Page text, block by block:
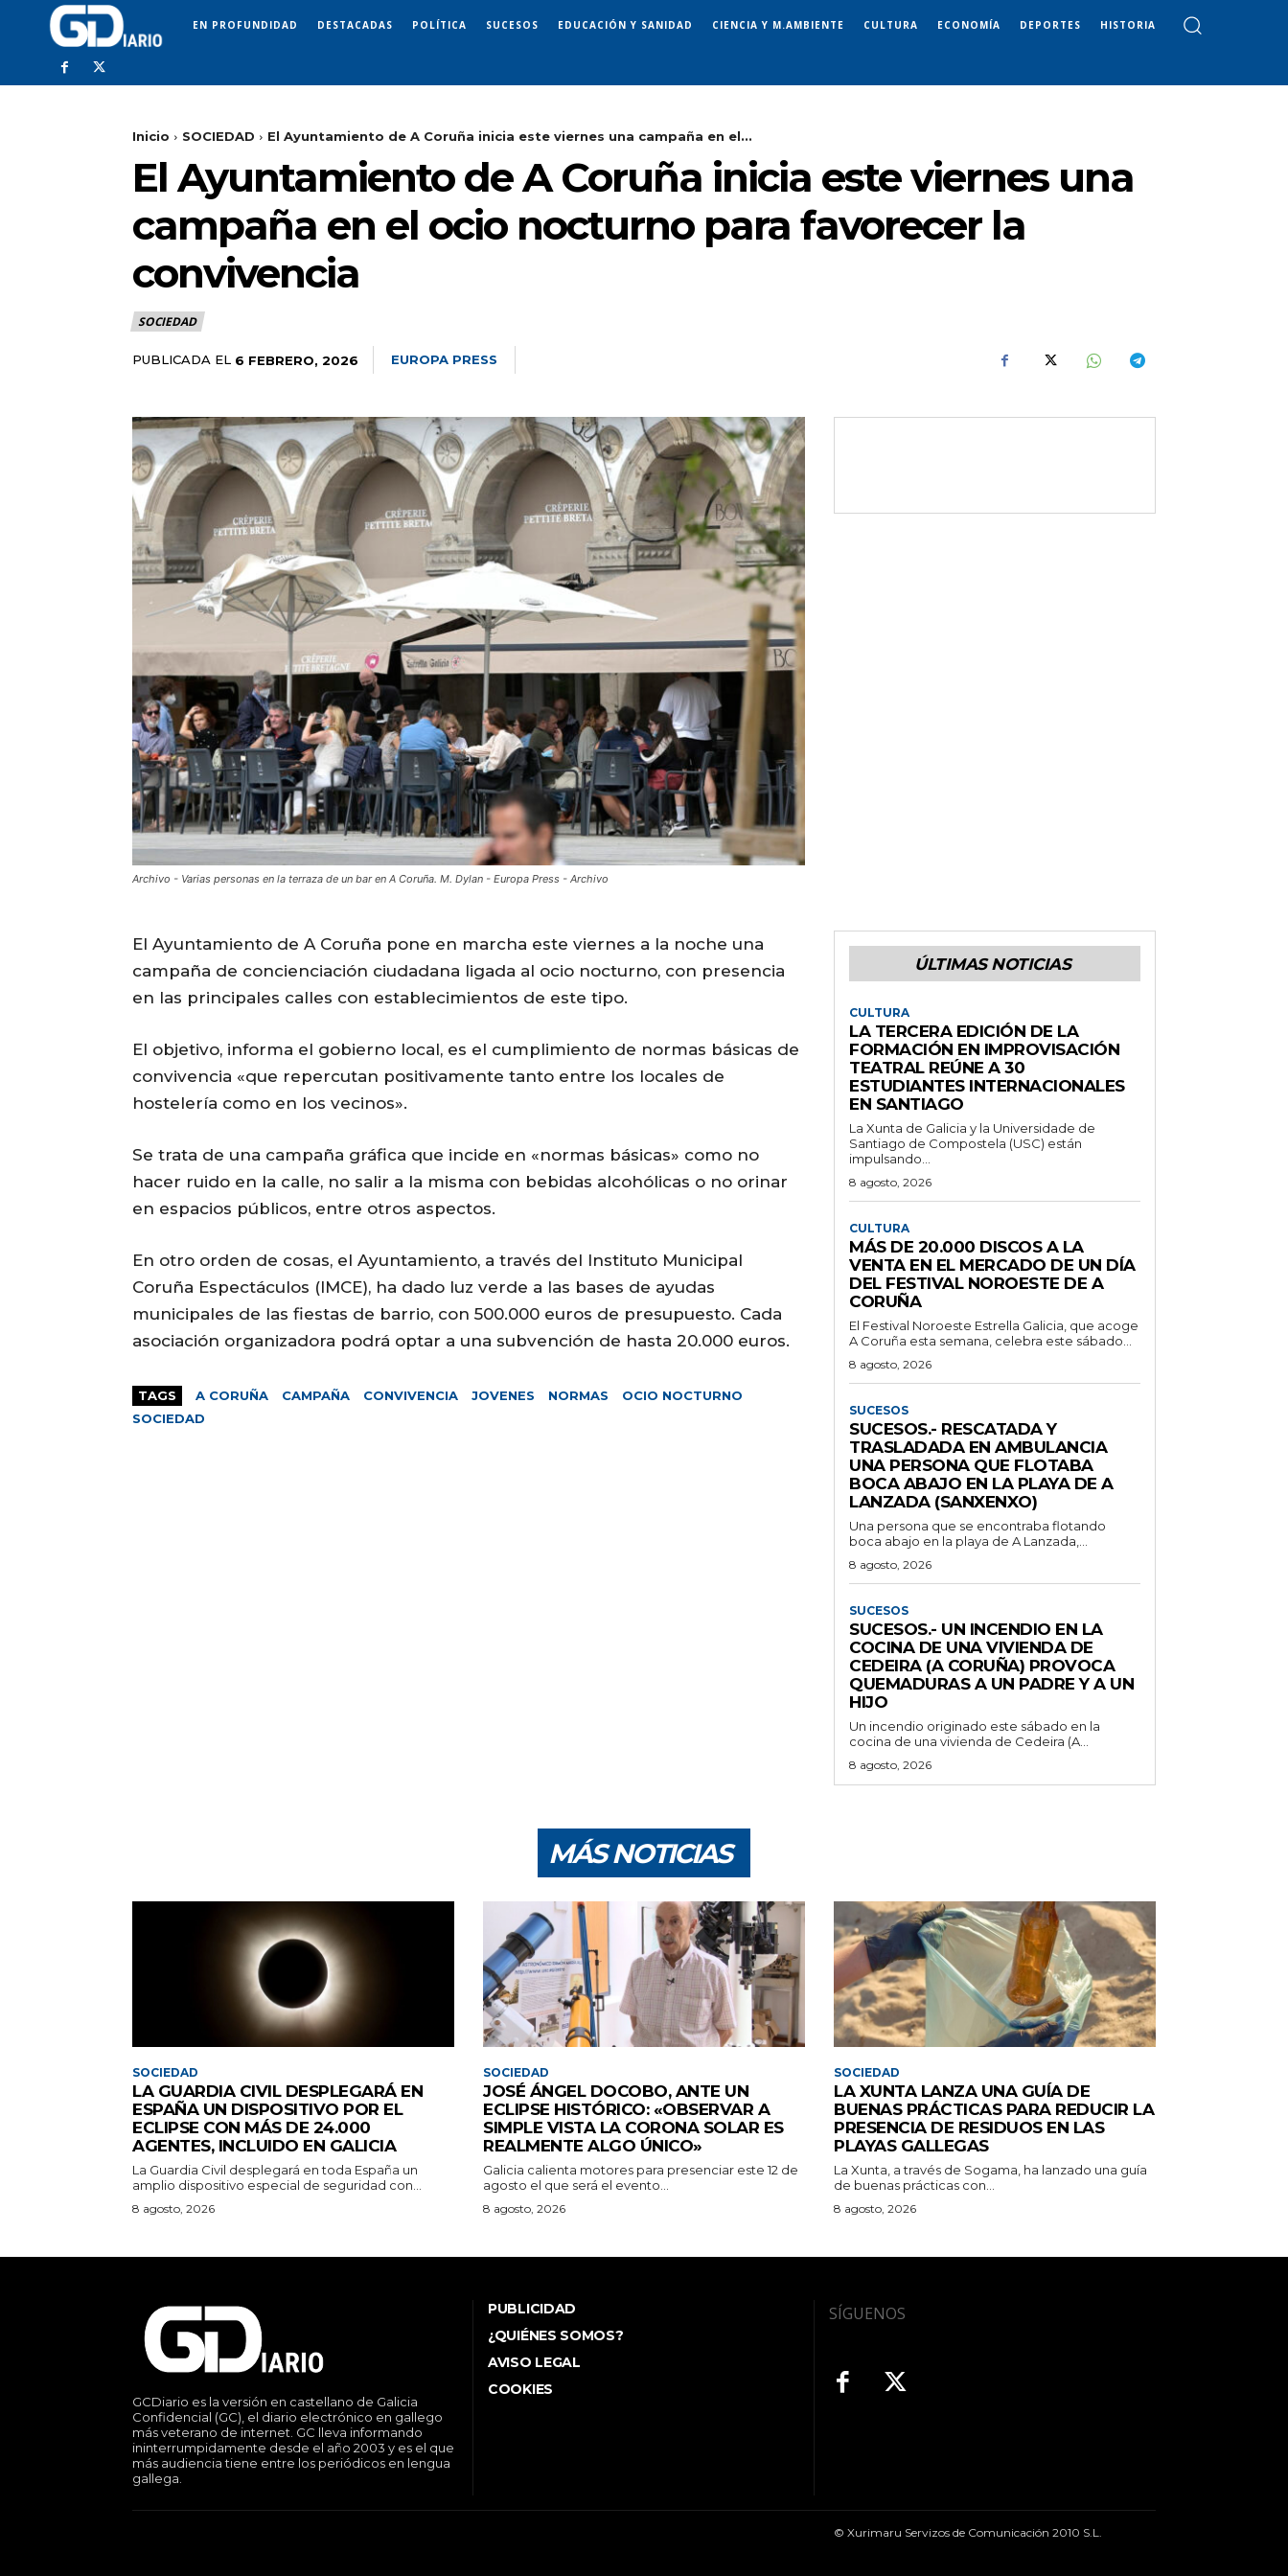
EN PROFUNDIDAD DESTACADAS POLÍTICA SUCESOS EDUCACIÓN Y SANIDAD CIENCIA Y M.AMBIENTE CULTURA ECONOMÍA DEPORTES HISTORIA
Inicio SOCIEDAD El Ayuntamiento de A Coruña inicia este viernes una campaña en el...
El Ayuntamiento de A Coruña inicia este viernes una
campaña en el ocio nocturno para favorecer la
convivencia
SOCIEDAD
PUBLICADA EL 6 FEBRERO, 2026 EUROPA PRESS
Archivo - Varias personas en la terraza de un bar en A Coruña. M. Dylan - Europa Press - Archivo
El Ayuntamiento de A Coruña pone en marcha este viernes a la noche una
campaña de concienciación ciudadana ligada al ocio nocturno, con presencia
en las principales calles con establecimientos de este tipo.
El objetivo, informa el gobierno local, es el cumplimiento de normas básicas de
convivencia «que repercutan positivamente tanto entre los locales de
hostelería como en los vecinos».
Se trata de una campaña gráfica que incide en «normas básicas» como no
hacer ruido en la calle, no salir a la misma con bebidas alcohólicas o no orinar
en espacios públicos, entre otros aspectos.
En otro orden de cosas, el Ayuntamiento, a través del Instituto Municipal
Coruña Espectáculos (IMCE), ha dado luz verde a las bases de ayudas
municipales de las fiestas de barrio, con 500.000 euros de presupuesto. Cada
asociación organizadora podrá optar a una subvención de hasta 20.000 euros.
TAGS A CORUÑA CAMPAÑA CONVIVENCIA JOVENES NORMAS
OCIO NOCTURNO
SOCIEDAD
ÚLTIMAS NOTICIAS
CULTURA
LA TERCERA EDICIÓN DE LA
FORMACIÓN EN IMPROVISACIÓN
TEATRAL REÚNE A 30
ESTUDIANTES INTERNACIONALES
EN SANTIAGO
La Xunta de Galicia y la Universidade de
Santiago de Compostela (USC) están
impulsando...
8 agosto, 2026
CULTURA
MÁS DE 20.000 DISCOS A LA
VENTA EN EL MERCADO DE UN DÍA
DEL FESTIVAL NOROESTE DE A
CORUÑA
El Festival Noroeste Estrella Galicia, que acoge
A Coruña esta semana, celebra este sábado...
8 agosto, 2026
SUCESOS
SUCESOS.- RESCATADA Y
TRASLADADA EN AMBULANCIA
UNA PERSONA QUE FLOTABA
BOCA ABAJO EN LA PLAYA DE A
LANZADA (SANXENXO)
Una persona que se encontraba flotando
boca abajo en la playa de A Lanzada,...
8 agosto, 2026
SUCESOS
SUCESOS.- UN INCENDIO EN LA
COCINA DE UNA VIVIENDA DE
CEDEIRA (A CORUÑA) PROVOCA
QUEMADURAS A UN PADRE Y A UN
HIJO
Un incendio originado este sábado en la
cocina de una vivienda de Cedeira (A...
8 agosto, 2026
MÁS NOTICIAS
SOCIEDAD
LA GUARDIA CIVIL DESPLEGARÁ EN
ESPAÑA UN DISPOSITIVO POR EL
ECLIPSE CON MÁS DE 24.000
AGENTES, INCLUIDO EN GALICIA
La Guardia Civil desplegará en toda España un
amplio dispositivo especial de seguridad con...
8 agosto, 2026
SOCIEDAD
JOSÉ ÁNGEL DOCOBO, ANTE UN
ECLIPSE HISTÓRICO: «OBSERVAR A
SIMPLE VISTA LA CORONA SOLAR ES
REALMENTE ALGO ÚNICO»
Galicia calienta motores para presenciar este 12 de
agosto el que será el evento...
8 agosto, 2026
SOCIEDAD
LA XUNTA LANZA UNA GUÍA DE
BUENAS PRÁCTICAS PARA REDUCIR LA
PRESENCIA DE RESIDUOS EN LAS
PLAYAS GALLEGAS
La Xunta, a través de Sogama, ha lanzado una guía
de buenas prácticas con...
8 agosto, 2026
GCDiario es la versión en castellano de Galicia
Confidencial (GC), el diario electrónico en gallego
más veterano de internet. GC lleva informando
ininterrumpidamente desde el año 2003 y es el que
más audiencia tiene entre los periódicos en lengua
gallega.
PUBLICIDAD
¿QUIÉNES SOMOS?
AVISO LEGAL
COOKIES
SÍGUENOS
© Xurimaru Servizos de Comunicación 2010 S.L.